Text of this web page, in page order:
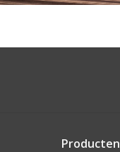
Producten